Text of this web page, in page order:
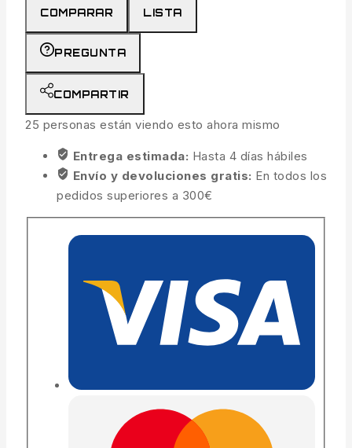
COMPARAR LISTA
PREGUNTA
COMPARTIR
25 personas están viendo esto ahora mismo
Entrega estimada: Hasta 4 días hábiles
Envío y devoluciones gratis: En todos los
pedidos superiores a 300€